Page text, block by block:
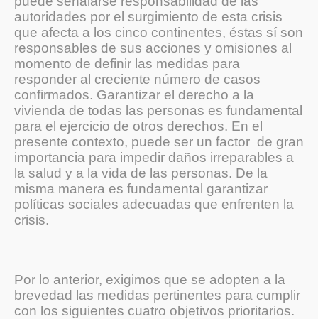
autoridades por el surgimiento de esta crisis
que afecta a los cinco continentes, éstas sí son
responsables de sus acciones y omisiones al
momento de definir las medidas para
responder al creciente número de casos
confirmados. Garantizar el derecho a la
vivienda de todas las personas es fundamental
para el ejercicio de otros derechos. En el
presente contexto, puede ser un factor de gran
importancia para impedir daños irreparables a
la salud y a la vida de las personas. De la
misma manera es fundamental garantizar
políticas sociales adecuadas que enfrenten la
crisis.
Por lo anterior, exigimos que se adopten a la
brevedad las medidas pertinentes para cumplir
con los siguientes cuatro objetivos prioritarios.